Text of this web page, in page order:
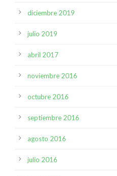
diciembre 2019
julio 2019
abril 2017
noviembre 2016
octubre 2016
septiembre 2016
agosto 2016
julio 2016